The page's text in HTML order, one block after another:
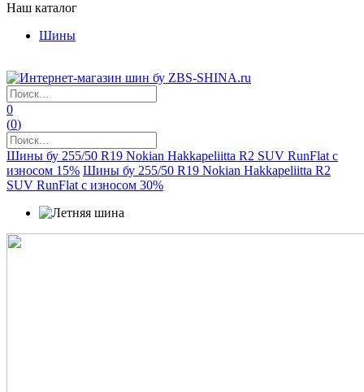
Наш каталог
Шины
0
(0)
Шины бу 255/50 R19 Nokian Hakkapeliitta R2 SUV RunFlat с
износом 15% Шины бу 255/50 R19 Nokian Hakkapeliitta R2
SUV RunFlat с износом 30%